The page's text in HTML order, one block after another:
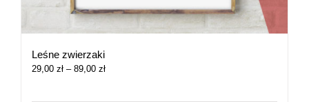
Leśne zwierzaki
29,00 zł – 89,00 złZakres